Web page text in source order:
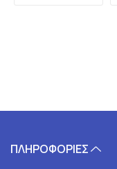
ΠΛΗΡΟΦΟΡΙΕΣ